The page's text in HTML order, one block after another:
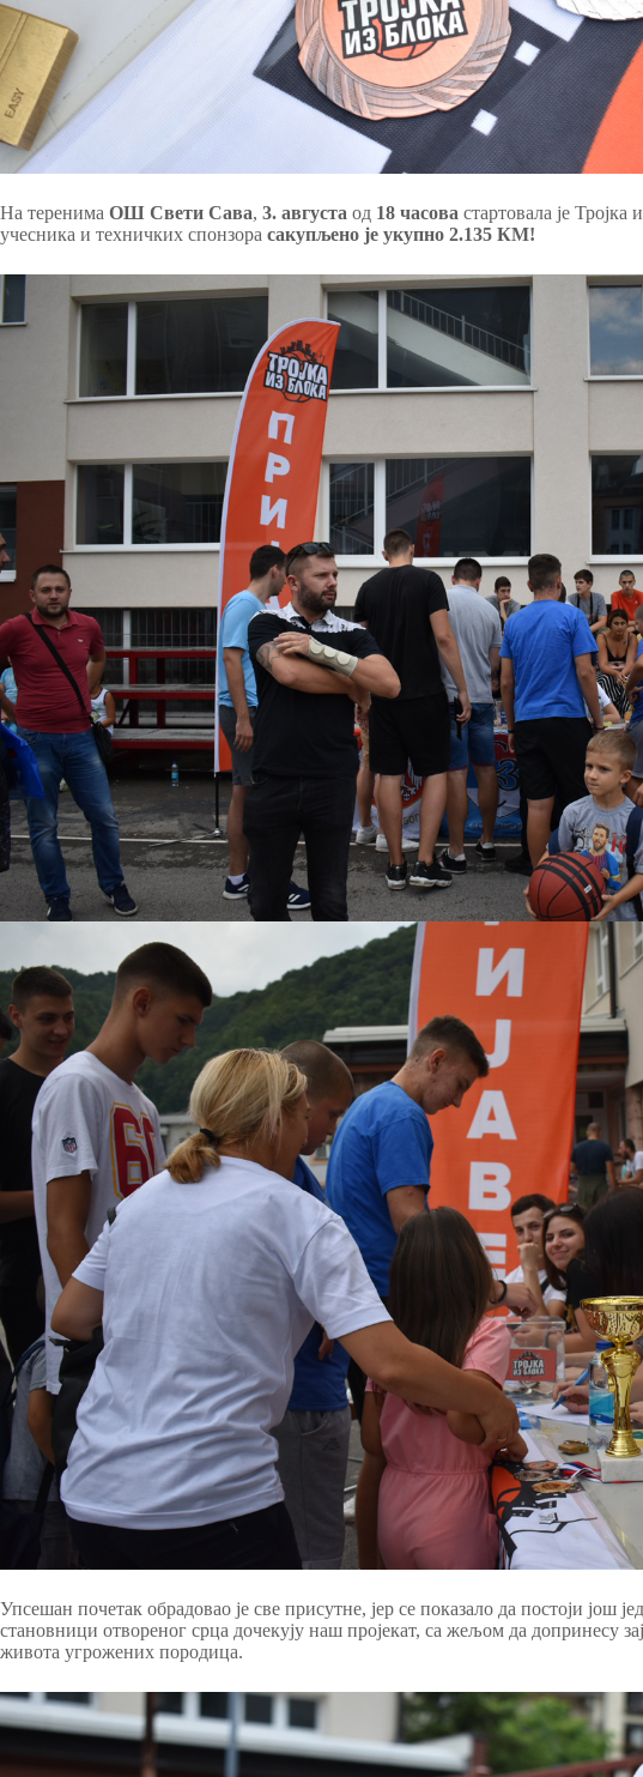
На теренима ОШ Свети Сава, 3. августа од 18 часова стартовала је
учесника и техничких спонзора сакупљено је укупно 2.135 КМ!
Упсешан почетак обрадовао је све присутне, јер се показало да постоји још
становници отвореног срца дочекују наш пројекат, са жељом да допринесу
живота угрожених породица.